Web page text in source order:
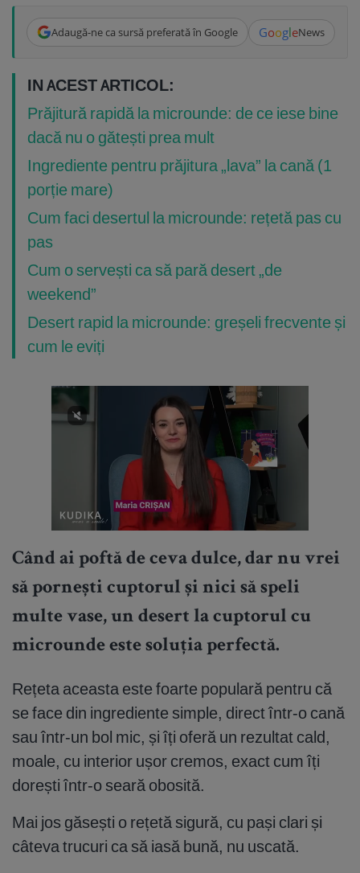
Adaugă-ne ca sursă preferată în Google GoogleNews
IN ACEST ARTICOL:
Prăjitură rapidă la microunde: de ce iese bine
dacă nu o gătești prea mult
Ingrediente pentru prăjitura „lava” la cană (1
porție mare)
Cum faci desertul la microunde: rețetă pas cu
pas
Cum o servești ca să pară desert „de
weekend”
Desert rapid la microunde: greșeli frecvente și
cum le eviți
Când ai poftă de ceva dulce, dar nu vrei
să pornești cuptorul și nici să speli
multe vase, un desert la cuptorul cu
microunde este soluția perfectă.
Rețeta aceasta este foarte populară pentru că
se face din ingrediente simple, direct într-o cană
sau într-un bol mic, și îți oferă un rezultat cald,
moale, cu interior ușor cremos, exact cum îți
dorești într-o seară obosită.
Mai jos găsești o rețetă sigură, cu pași clari și
câteva trucuri ca să iasă bună, nu uscată.